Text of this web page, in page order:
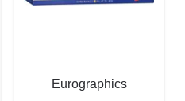
Eurographics